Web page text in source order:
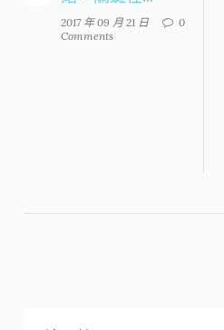
2017 年 09 月 21 日
0
Comments